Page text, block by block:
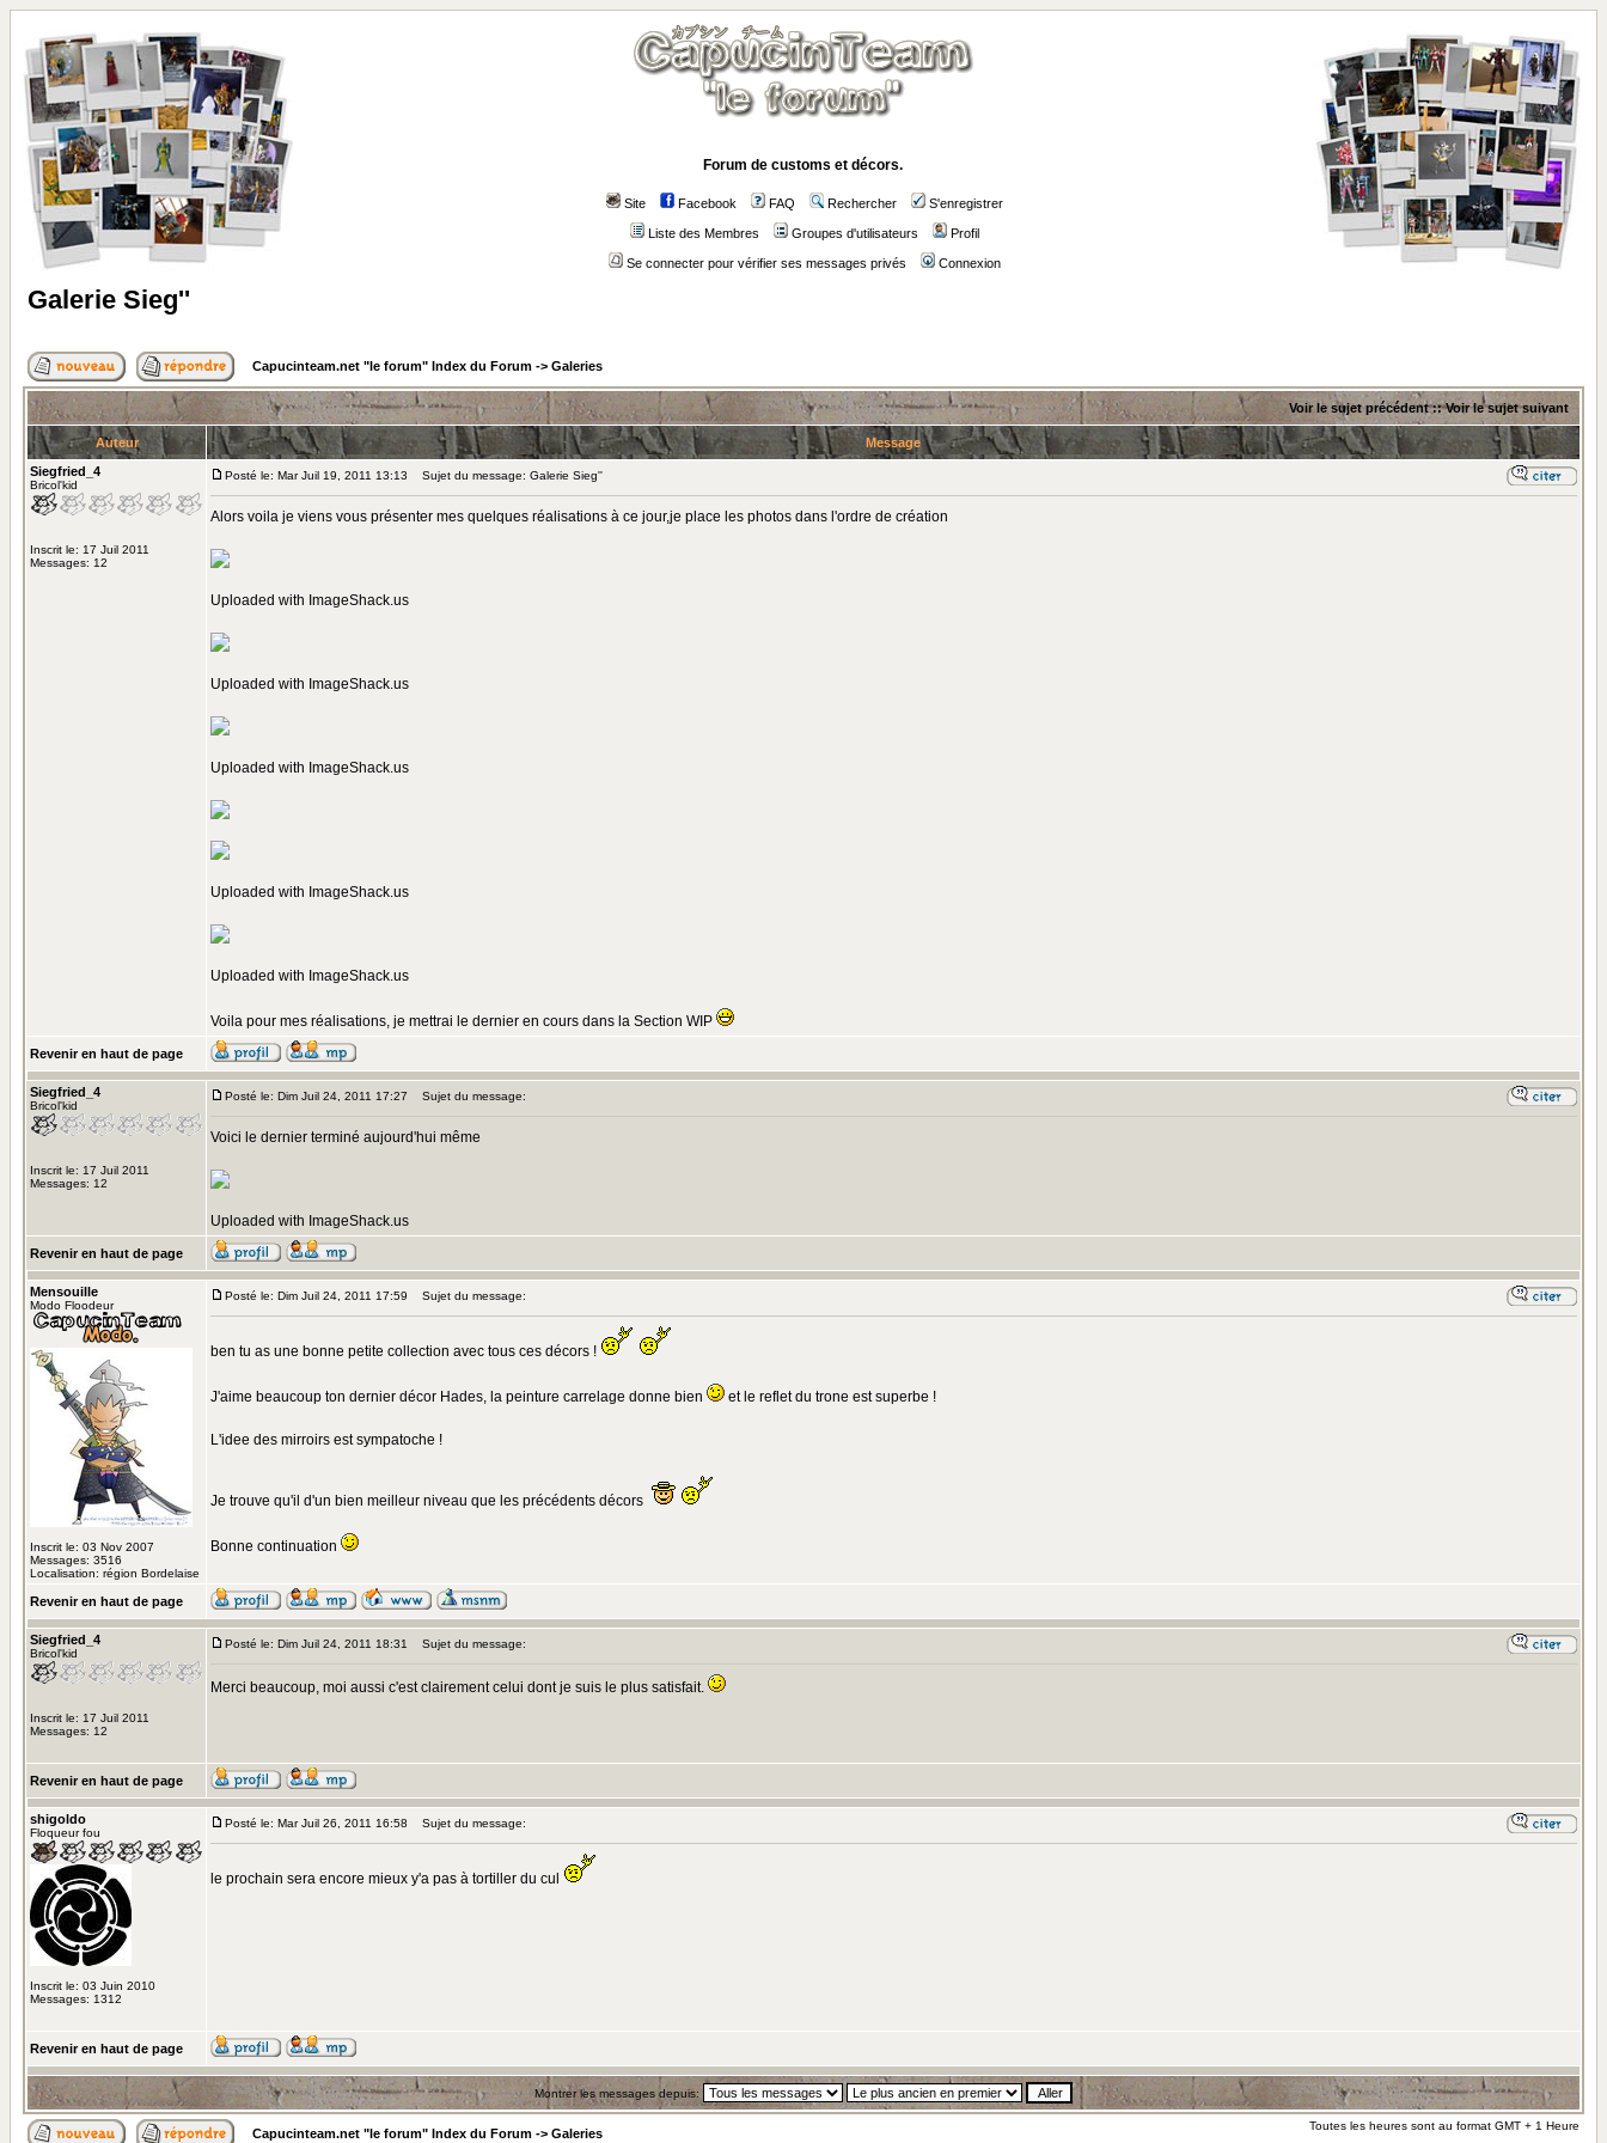
Forum de customs et décors.
Site Facebook FAQ Rechercher S'enregistrer
Liste des Membres Groupes d'utilisateurs Profil
Se connecter pour vérifier ses messages privés Connexion
Galerie Sieg''
Capucinteam.net "le forum" Index du Forum -> Galeries
Voir le sujet précédent::Voir le sujet suivant
Auteur
Message
Siegfried_4
Bricol'kid
Inscrit le: 17 Juil 2011
Messages: 12
Posté le: Mar Juil 19, 2011 13:13 Sujet du message: Galerie Sieg''
Alors voila je viens vous présenter mes quelques réalisations à ce jour,je place les photos dans l'ordre de création
Uploaded with ImageShack.us
Uploaded with ImageShack.us
Uploaded with ImageShack.us
Uploaded with ImageShack.us
Uploaded with ImageShack.us
Voila pour mes réalisations, je mettrai le dernier en cours dans la Section WIP
Revenir en haut de page
Siegfried_4
Bricol'kid
Inscrit le: 17 Juil 2011
Messages: 12
Posté le: Dim Juil 24, 2011 17:27 Sujet du message:
Voici le dernier terminé aujourd'hui même
Uploaded with ImageShack.us
Revenir en haut de page
Mensouille
Modo Floodeur
Inscrit le: 03 Nov 2007
Messages: 3516
Localisation: région Bordelaise
Posté le: Dim Juil 24, 2011 17:59 Sujet du message:
ben tu as une bonne petite collection avec tous ces décors !
J'aime beaucoup ton dernier décor Hades, la peinture carrelage donne bien et le reflet du trone est superbe !
L'idee des mirroirs est sympatoche !
Je trouve qu'il d'un bien meilleur niveau que les précédents décors
Bonne continuation
Revenir en haut de page
Siegfried_4
Bricol'kid
Inscrit le: 17 Juil 2011
Messages: 12
Posté le: Dim Juil 24, 2011 18:31 Sujet du message:
Merci beaucoup, moi aussi c'est clairement celui dont je suis le plus satisfait.
Revenir en haut de page
shigoldo
Floqueur fou
Inscrit le: 03 Juin 2010
Messages: 1312
Posté le: Mar Juil 26, 2011 16:58 Sujet du message:
le prochain sera encore mieux y'a pas à tortiller du cul
Revenir en haut de page
Montrer les messages depuis:
Capucinteam.net "le forum" Index du Forum -> Galeries
Toutes les heures sont au format GMT + 1 Heure